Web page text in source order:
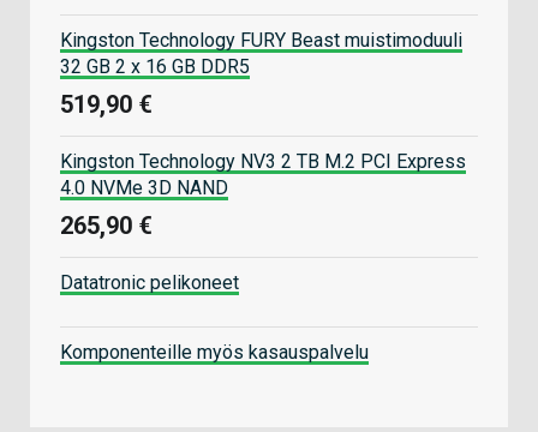
Kingston Technology FURY Beast muistimoduuli
32 GB 2 x 16 GB DDR5
519,90 €
Kingston Technology NV3 2 TB M.2 PCI Express
4.0 NVMe 3D NAND
265,90 €
Datatronic pelikoneet
Komponenteille myös kasauspalvelu